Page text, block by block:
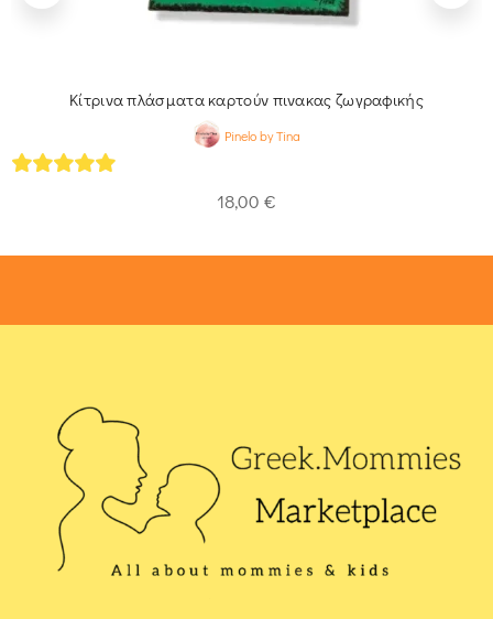
Κίτρινα πλάσματα καρτούν πινακας ζωγραφικής
Pinelo by Tina
18,00 €